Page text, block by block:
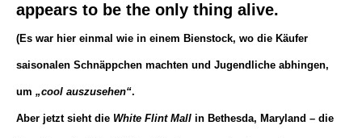
appears to be the only thing alive.
(Es war hier einmal wie in einem Bienstock, wo die Käufer
saisonalen Schnäppchen machten und Jugendliche abhingen,
um „cool auszusehen“.
Aber jetzt sieht die White Flint Mall in Bethesda, Maryland – die